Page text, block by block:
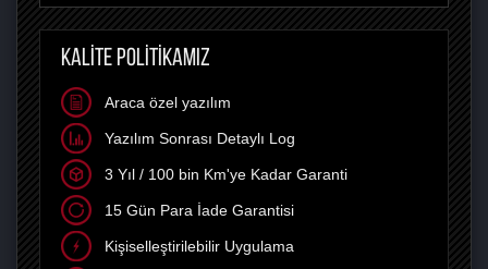
KALİTE POLİTİKAMIZ
Araca özel yazılım
Yazılım Sonrası Detaylı Log
3 Yıl / 100 bin Km'ye Kadar Garanti
15 Gün Para İade Garantisi
Kişiselleştirilebilir Uygulama